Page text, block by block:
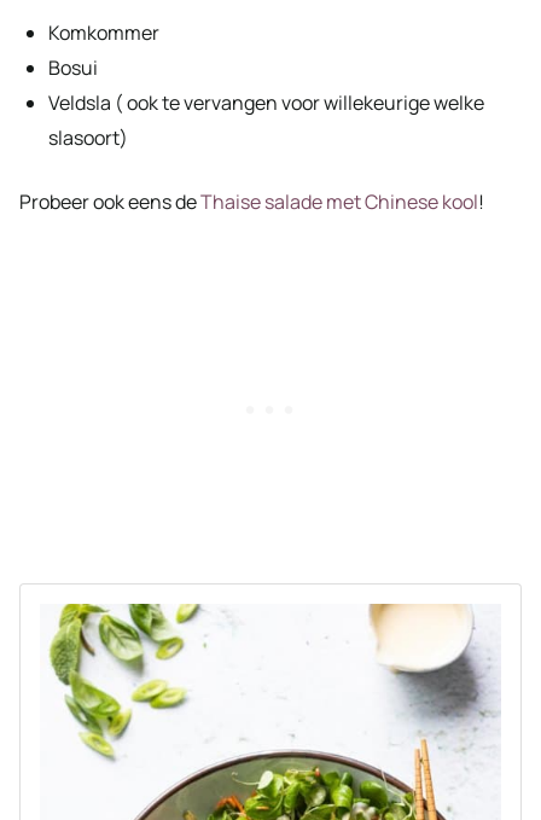
Komkommer
Bosui
Veldsla ( ook te vervangen voor willekeurige welke
slasoort)
Probeer ook eens deThaise salade met Chinese kool!